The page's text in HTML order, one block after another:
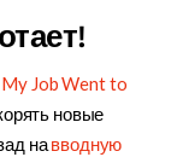
My Job Went to
новые
навводную